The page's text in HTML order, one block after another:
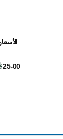
الأسعار
25.00